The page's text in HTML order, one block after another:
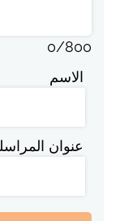
0/800
الاسم
عنوان